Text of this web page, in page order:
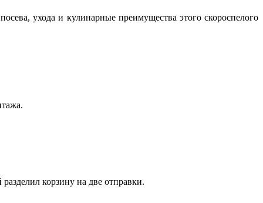
ухода и кулинарные преимущества этого скороспелого
корзину на две отправки.